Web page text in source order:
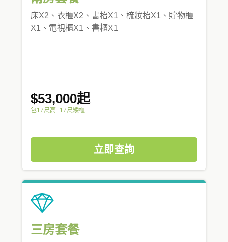
床X2、衣櫃X2、書枱X1、梳妝枱X1、貯物櫃
X1、電視櫃X1、書櫃X1
$53,000起
包17尺高+17尺矮櫃
立即查詢
三房套餐